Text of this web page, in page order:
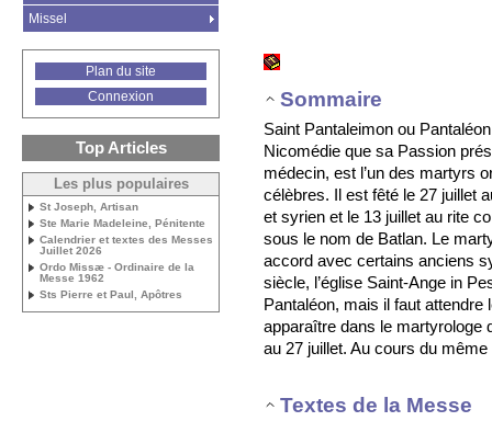
Sommaire
Saint Pantaleimon ou
Nicomédie que sa Passion
médecin, est l’un des martyrs
célèbres. Il est fêté le 27 juillet
et syrien et le 13 juillet au rite
sous le nom de Batlan. Le
accord avec certains anciens
siècle, l’église Saint-Ange in
Pantaléon, mais il faut
apparaître dans le martyrologe
au 27 juillet. Au cours du
Textes de la Messe
Missel
Plan du site
Connexion
Top Articles
Les plus populaires
St Joseph, Artisan
Ste Marie Madeleine, Pénitente
Calendrier et textes des Messes
Juillet 2026
Ordo Missæ - Ordinaire de la
Messe 1962
Sts Pierre et Paul, Apôtres